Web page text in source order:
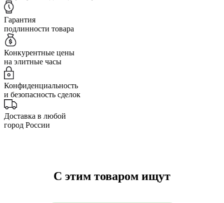
Гарантия
подлинности товара
Конкурентные цены
на элитные часы
Конфиденциальность
и безопасность сделок
Доставка в любой
город России
С этим товаром ищут